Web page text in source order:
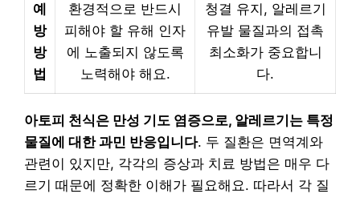
예
방
방
법
환경적으로 반드시
피해야 할 유해 인자
에 노출되지 않도록
노력해야 해요.
청결 유지, 알레르기
유발 물질과의 접촉
최소화가 중요합니
다.
아토피 천식은 만성 기도 염증으로, 알레르기는 특정
물질에 대한 과민 반응입니다. 두 질환은 면역계와
관련이 있지만, 각각의 증상과 치료 방법은 매우 다
르기 때문에 정확한 이해가 필요해요. 따라서 각 질